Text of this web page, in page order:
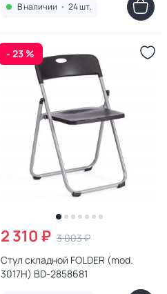
В наличии • 24 шт.
- 23 %
2 310 ₽ 3 003 ₽
Стул складной FOLDER (mod.
3017H) BD-2858681